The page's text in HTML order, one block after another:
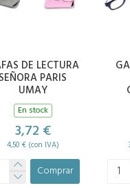
DE LECTURA
SEÑORA PARIS
UMAY
En stock
3,72 €
4,50 € (con IVA)
Comprar